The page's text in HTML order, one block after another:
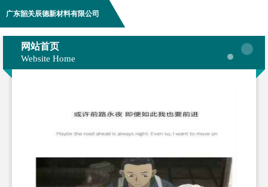
广东韶关辰德新材料有限公司
网站首页
Website Home